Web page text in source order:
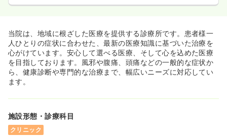
当院は、地域に根ざした医療を提供する診療所です。患者様一
人ひとりの症状に合わせた、最新の医療知識に基づいた治療を
心がけています。安心して選べる医療、そして心を込めた医療
を目指しております。風邪や腹痛、頭痛などの一般的な症状か
ら、健康診断や専門的な治療まで、幅広いニーズに対応してい
ます。
施設形態・診療科目
クリニック